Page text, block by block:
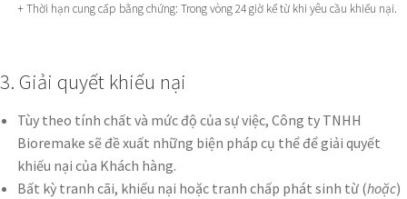
+ Thời hạn cung cấp bằng chứng: Trong vòng 24 giờ kể từ khi yêu cầu khiếu nại.
3. Giải quyết khiếu nại
Tùy theo tính chất và mức độ của sự việc, Công ty TNHH
Bioremake sẽ đề xuất những biện pháp cụ thể để giải quyết
khiếu nại của Khách hàng.
Bất kỳ tranh cãi, khiếu nại hoặc tranh chấp phát sinh từ (hoặc)